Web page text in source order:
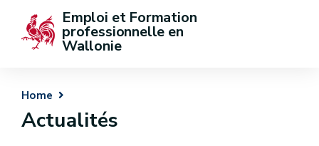
Emploi et Formation
professionnelle en
Wallonie
Home
Actualités